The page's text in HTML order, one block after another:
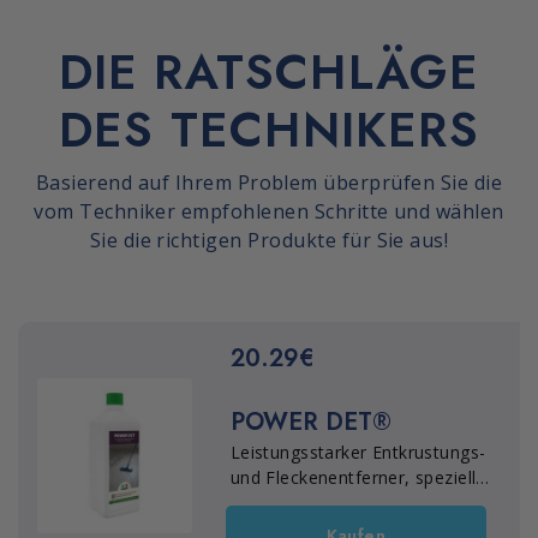
DIE RATSCHLÄGE
DES TECHNIKERS
Basierend auf Ihrem Problem überprüfen Sie die
vom Techniker empfohlenen Schritte und wählen
Sie die richtigen Produkte für Sie aus!
20.29€
POWER DET®
Leistungsstarker Entkrustungs-
und Fleckenentferner, speziell
für die Intensivreinigung und die
Erstreinigung nach der